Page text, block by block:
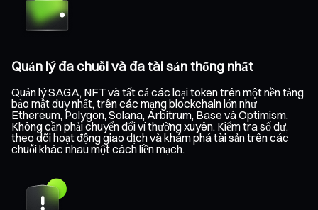
Quản lý đa chuỗi và đa tài sản thống nhất
Quản lý SAGA, NFT và tất cả các loại token trên một nền tảng
bảo mật duy nhất, trên các mạng blockchain lớn như
Ethereum, Polygon, Solana, Arbitrum, Base và Optimism.
Không cần phải chuyển đổi ví thường xuyên. Kiểm tra số dư,
theo dõi hoạt động giao dịch và khám phá tài sản trên các
chuỗi khác nhau một cách liền mạch.